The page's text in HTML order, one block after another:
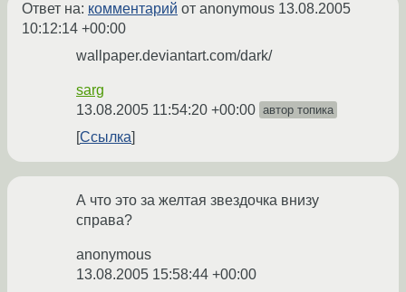
Ответ на: комментарий от anonymous 13.08.2005
10:12:14 +00:00
wallpaper.deviantart.com/dark/
sarg
13.08.2005 11:54:20 +00:00 автор топика
Ссылка
А что это за желтая звездочка внизу
справа?
anonymous
13.08.2005 15:58:44 +00:00